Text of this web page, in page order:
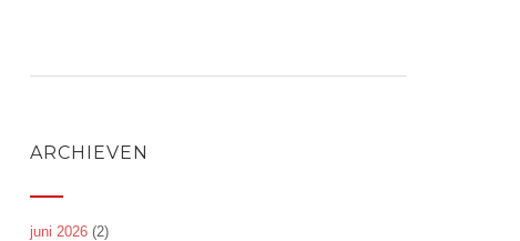
ARCHIEVEN
juni 2026 (2)